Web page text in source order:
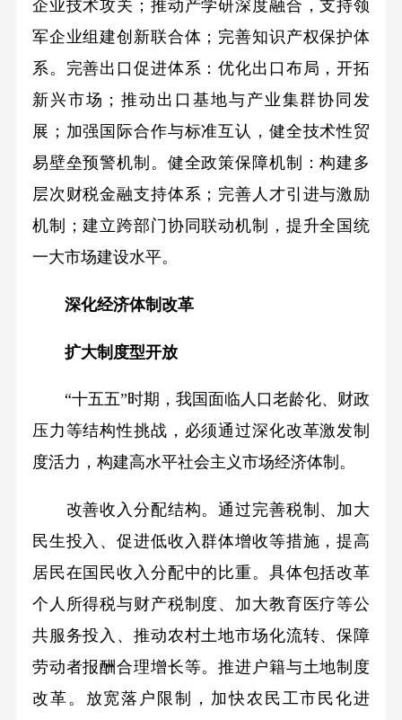
企业技术攻关；推动产学研深度融合，支持领
军企业组建创新联合体；完善知识产权保护体
系。完善出口促进体系：优化出口布局，开拓
新兴市场；推动出口基地与产业集群协同发
展；加强国际合作与标准互认，健全技术性贸
易壁垒预警机制。健全政策保障机制：构建多
层次财税金融支持体系；完善人才引进与激励
机制；建立跨部门协同联动机制，提升全国统
一大市场建设水平。
深化经济体制改革
扩大制度型开放
“十五五”时期，我国面临人口老龄化、财政
压力等结构性挑战，必须通过深化改革激发制
度活力，构建高水平社会主义市场经济体制。
改善收入分配结构。通过完善税制、加大
民生投入、促进低收入群体增收等措施，提高
居民在国民收入分配中的比重。具体包括改革
个人所得税与财产税制度、加大教育医疗等公
共服务投入、推动农村土地市场化流转、保障
劳动者报酬合理增长等。推进户籍与土地制度
改革。放宽落户限制，加快农民工市民化进